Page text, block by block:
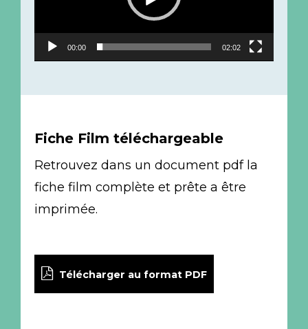
00:00 02:02
Fiche Film téléchargeable
Retrouvez dans un document pdf la
fiche film complète et prête a être
imprimée.
Télécharger au format PDF